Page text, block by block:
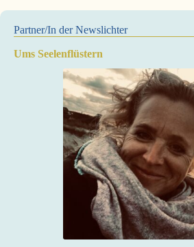
Partner/In der Newslichter
Ums Seelenflüstern